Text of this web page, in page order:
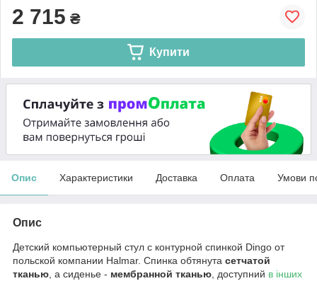
2 715 ₴
Купити
Опис Характеристики Доставка Оплата Умови
Опис
Детский компьютерный стул с контурной спинкой Dingo от
польской компании Halmar. Спинка обтянута сетчатой
тканью, а сиденье - мембранной тканью, доступний в інших